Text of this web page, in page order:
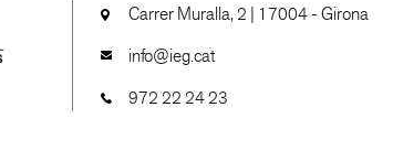
Carrer Muralla, 2 | 17004 - Girona
info@ieg.cat
972 22 24 23